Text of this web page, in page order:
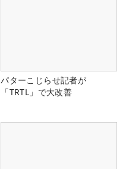
パターこじらせ記者が
「TRTL」で大改善